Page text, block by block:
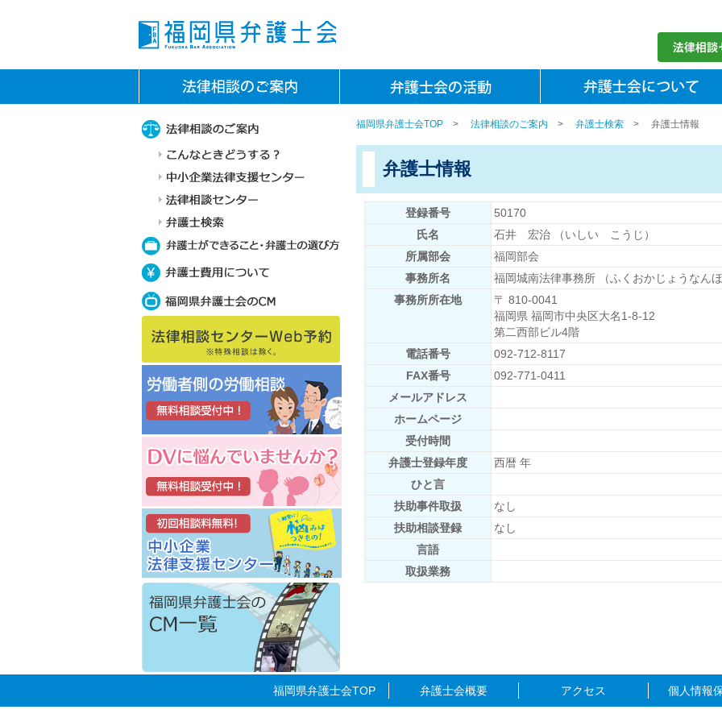
福岡県弁護士会TOP > 法律相談のご案内 > 弁護士検索 > 弁護士情報
弁護士情報
登録番号
50170
氏名
石井 宏治 （いしい こうじ）
所属部会
福岡部会
事務所名
福岡城南法律事務所 （ふくおかじょうなん
事務所所在地
〒 810-0041
福岡県 福岡市中央区大名1-8-12
第二西部ビル4階
電話番号
092-712-8117
FAX番号
092-771-0411
メールアドレス
ホームページ
受付時間
弁護士登録年度
西暦 年
ひと言
扶助事件取扱
なし
扶助相談登録
なし
言語
取扱業務
福岡県弁護士会TOP 弁護士会概要 アクセス 個人情報